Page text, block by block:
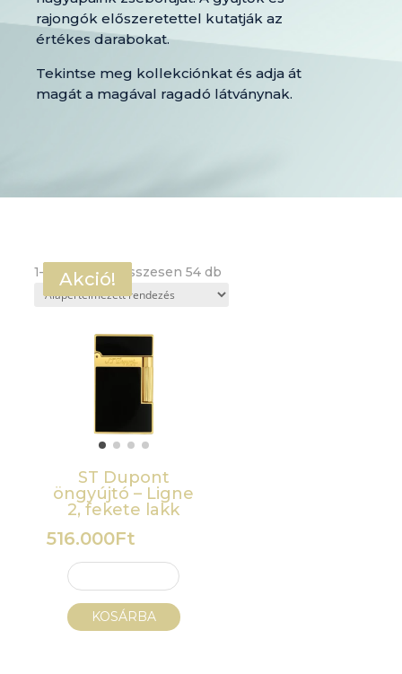
rajongók előszeretettel kutatják az
értékes darabokat.
Tekintse meg kollekciónkat és adja át
magát a magával ragadó látványnak.
1–20 termék, összesen 54 db
ST Dupont
öngyújtó – Ligne
2, fekete lakk
516.000Ft
KOSÁRBA
Akció!
Akció!
Akció!